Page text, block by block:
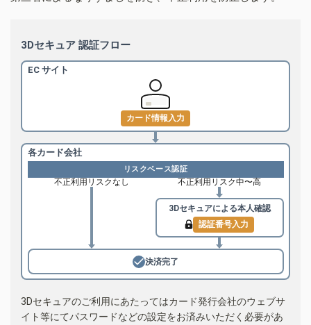
3Dセキュア 認証フロー
EC サイト
カード情報入力
各カード会社
リスクベース認証
不正利用リスクなし 不正利用リスク中〜高
3Dセキュアによる本人確認
認証番号入力
決済完了
3Dセキュアのご利用にあたってはカード発行会社のウェブサ
イト等にてパスワードなどの設定をお済みいただく必要があ